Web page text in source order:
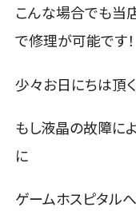
こんな場合でも当
で修理が可能です！
少々お日にちは頂
もし液晶の故障に
に
ゲームホスピタル